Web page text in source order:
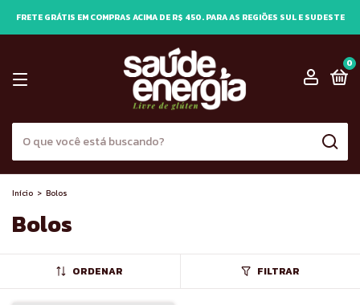
FRETE GRÁTIS EM COMPRAS ACIMA DE R$ 450. PARA AS REGIÕES SUL E SUDESTE
0
Início > Bolos
Bolos
ORDENAR FILTRAR